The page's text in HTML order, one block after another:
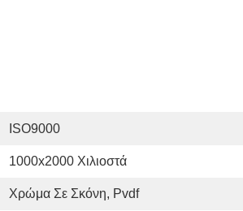
ISO9000
1000x2000 Χιλιοστά
Χρώμα Σε Σκόνη, Pvdf